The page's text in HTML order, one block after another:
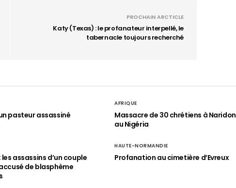
PROCHAIN ARCTICLE
Katy (Texas) : le profanateur interpellé, le
tabernacle toujours recherché
pasteur assassiné
AFRIQUE
Massacre de 30 chrétiens à Naridon
au Nigéria
assassins d’un couple
de blasphème
HAUTE-NORMANDIE
Profanation au cimetière d’Evreux